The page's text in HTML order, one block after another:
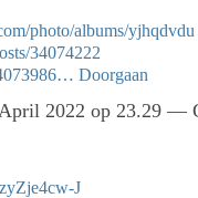
photo/albums/yjhqdvdu
34074222
Doorgaan
2022 op 23.29 —
J